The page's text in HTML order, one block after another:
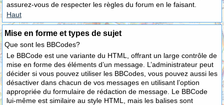
assurez-vous de respecter les règles du forum en le faisant.
Haut
Mise en forme et types de sujet
Que sont les BBCodes?
Le BBCode est une variante du HTML, offrant un large contrôle de
mise en forme des éléments d’un message. L’administrateur peut
décider si vous pouvez utiliser les BBCodes, vous pouvez aussi les
désactiver dans chacun de vos messages en utilisant l’option
appropriée du formulaire de rédaction de message. Le BBCode
lui-même est similaire au style HTML, mais les balises sont